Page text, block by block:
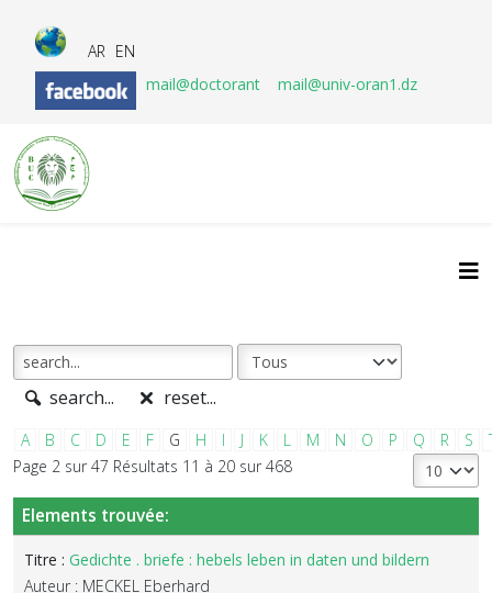
AR EN
mail@doctorant
mail@univ-oran1.dz
search... reset...
A B C D E F G H I J K L M N O P Q R S
Page 2 sur 47 Résultats 11 à 20 sur 468
Elements trouvée:
Titre : Gedichte . briefe : hebels leben in daten und bildern
Auteur : MECKEL Eberhard